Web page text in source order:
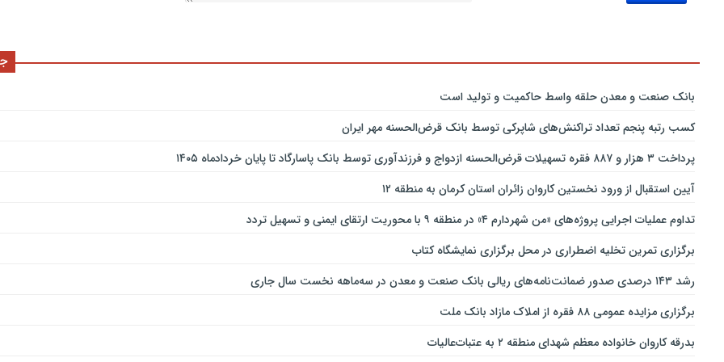
بانك صنعت و معدن حلقه واسط حاكمیت و تولید است
کسب رتبه پنجم تعداد تراکنش‌های شاپرکی توسط بانک قرض‌الحسنه مهر ایران
پرداخت ۳ هزار و ۸۸۷ فقره تسهیلات قرض‌الحسنه ازدواج و فرزندآوری توسط بانک پاسارگاد تا پایان خردادماه ۱۴۰۵
آیین استقبال از ورود نخستین کاروان زائران استان کرمان به منطقه ۱۲
تداوم عملیات اجرایی پروژه‌های «من شهردارم ۴» در منطقه ۹ با محوریت ارتقای ایمنی و تسهیل تردد
برگزاری تمرین تخلیه اضطراری در محل برگزاری نمایشگاه کتاب
رشد ۱۴۳ درصدی صدور ضمانت‌نامه‌های ریالی بانک صنعت و معدن در سه‌ماهه نخست سال جاری
برگزاری مزایده عمومی ۸۸ فقره از املاک مازاد بانک ملت
بدرقه کاروان خانواده معظم شهدای منطقه ۲ به عتبات‌عالیات